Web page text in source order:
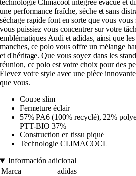
technologie Climacool intégrée évacue et
une performance fraîche, sèche et sans
séchage rapide font en sorte que vous
vous puissiez vous concentrer sur votre
emblématiques Audi et adidas, ainsi que
manches, ce polo vous offre un mélange
et d'héritage. Que vous soyez dans les
réunion, ce polo est votre choix pour des
Élevez votre style avec une pièce
que vous.
Coupe slim
Fermeture éclair
57% PA6 (100% recyclé), 22%
PTT-BIO 37%
Construction en tissu piqué
Technologie CLIMACOOL
Información adicional
Marca
adidas